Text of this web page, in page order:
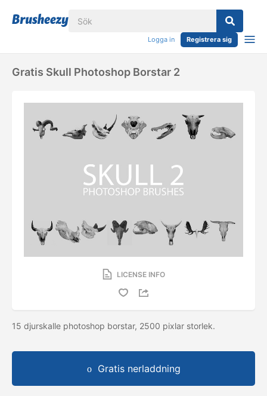
Logga in Registrera sig
Gratis Skull Photoshop Borstar 2
LICENSE INFO
15 djurskalle photoshop borstar, 2500 pixlar storlek.
Gratis nerladdning